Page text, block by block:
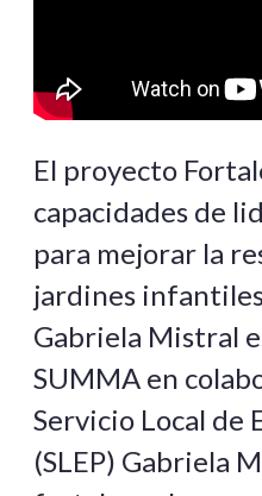
El proyecto
capacidades de
para mejorar la
jardines infantiles
Gabriela Mistral
SUMMA en
Servicio Local de
(SLEP) Gabriela